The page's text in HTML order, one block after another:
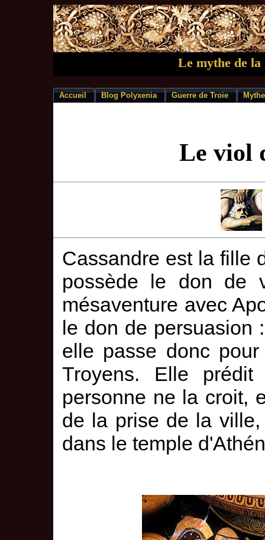
Le mythe de
Accueil Blog Polyxenia Guerre de Troie
Le viol
Cassandre est la fille
possède le don de
mésaventure avec
le don de persuasion
elle passe donc
Troyens. Elle
personne ne la croit,
de la prise de la
dans le temple